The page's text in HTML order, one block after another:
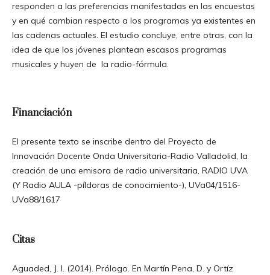
responden a las preferencias manifestadas en las encuestas
y en qué cambian respecto a los programas ya existentes en
las cadenas actuales. El estudio concluye, entre otras, con la
idea de que los jóvenes plantean escasos programas
musicales y huyen de la radio-fórmula.
Financiación
El presente texto se inscribe dentro del Proyecto de
Innovación Docente Onda Universitaria-Radio Valladolid, la
creación de una emisora de radio universitaria, RADIO UVA
(Y Radio AULA -píldoras de conocimiento-), UVa04/1516-
UVa88/1617
Citas
Aguaded, J. I. (2014). Prólogo. En Martín Pena, D. y Ortíz